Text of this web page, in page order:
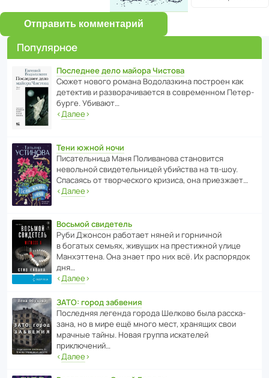
Отправить комментарий
Популярное
Последнее дело майора Чистова
Сюжет нового романа Водо­ла­з­кина пост­роен как
дете­ктив и разво­ра­чи­ва­ется в совре­менном Пете­р­
бурге. Убивают…
‹Далее›
Тени южной ночи
Писа­тель­ница Маня Поли­ва­нова стано­вится
невольной свиде­тель­ницей убийства на тв-шоу.
Спасаясь от твор­че­с­кого кризиса, она приезжает…
‹Далее›
Восьмой свидетель
Руби Джонсон рабо­тает няней и горни­чной
в богатых семьях, живущих на прес­ти­жной улице
Манх­эт­тена. Она знает про них всё. Их распо­рядок
дня…
‹Далее›
ЗАТО: город забвения
После­дняя легенда города Шелково была расска­
зана, но в мире ещё много мест, хранящих свои
мрачные тайны. Новая группа иска­телей
приключений…
‹Далее›